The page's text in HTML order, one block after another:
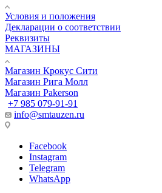
Условия и положения
Декларации о соответствии
Реквизиты
МАГАЗИНЫ
Магазин Крокус Сити
Магазин Рига Молл
Магазин Pakerson
+7 985 079-91-91
info@smtauzen.ru
Facebook
Instagram
Telegram
WhatsApp